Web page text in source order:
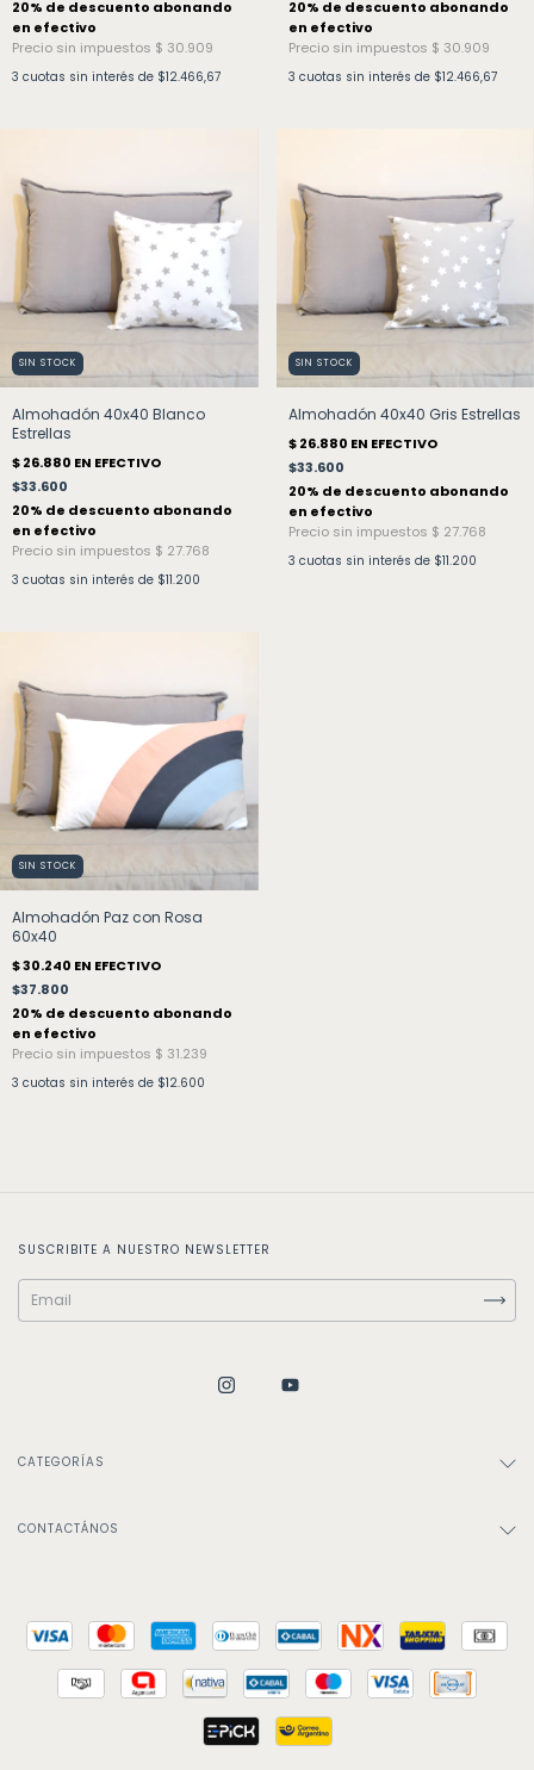
3 cuotas sin interés de $12.466,67 3 cuotas sin interés de $12.466,67
SIN STOCK
Almohadón 40x40 Blanco
Estrellas
$33.600
3 cuotas sin interés de $11.200
SIN STOCK
Almohadón 40x40 Gris Estrellas
$33.600
3 cuotas sin interés de $11.200
SIN STOCK
Almohadón Paz con Rosa
60x40
$37.800
3 cuotas sin interés de $12.600
SUSCRIBITE A NUESTRO NEWSLETTER
CATEGORÍAS
CONTACTÁNOS